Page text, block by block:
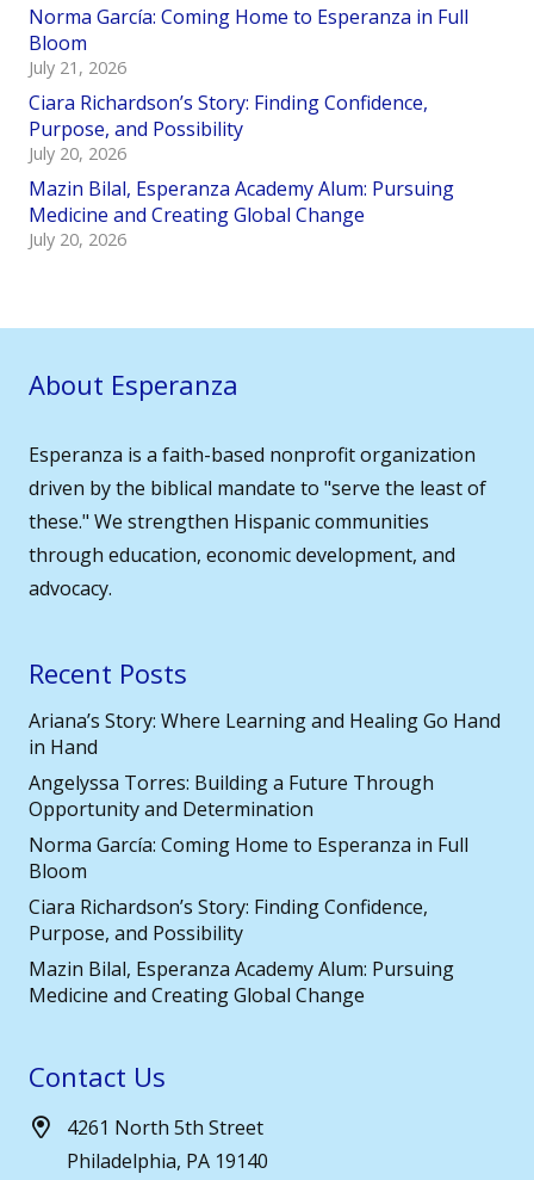
Norma García: Coming Home to Esperanza in Full
Bloom
July 21, 2026
Ciara Richardson’s Story: Finding Confidence,
Purpose, and Possibility
July 20, 2026
Mazin Bilal, Esperanza Academy Alum: Pursuing
Medicine and Creating Global Change
July 20, 2026
About Esperanza
Esperanza is a faith-based nonprofit organization
driven by the biblical mandate to "serve the least of
these." We strengthen Hispanic communities
through education, economic development, and
advocacy.
Recent Posts
Ariana’s Story: Where Learning and Healing Go Hand
in Hand
Angelyssa Torres: Building a Future Through
Opportunity and Determination
Norma García: Coming Home to Esperanza in Full
Bloom
Ciara Richardson’s Story: Finding Confidence,
Purpose, and Possibility
Mazin Bilal, Esperanza Academy Alum: Pursuing
Medicine and Creating Global Change
Contact Us
4261 North 5th Street
Philadelphia, PA 19140